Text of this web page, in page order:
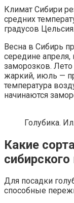
Климат Сибири
средних
градусов Цельсия.
Весна в Сибирь
середине апреля,
заморозков.
жаркий, июль —
температура
начинаются
Голубика.
Какие
Для посадки
способные